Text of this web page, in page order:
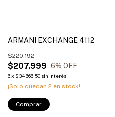
ARMANI EXCHANGE 4112
$207.999
$220.192
6% OFF
6x $34.666,50 sin interés
¡Solo quedan 2 en stock!
Comprar